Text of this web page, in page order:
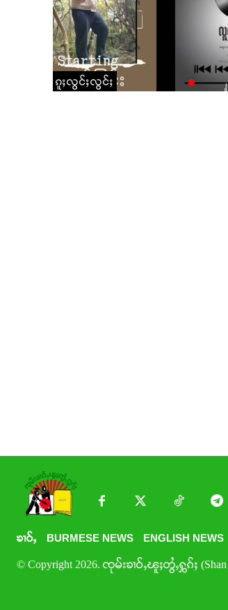
ၵူႈလွင်ႈလွင်ႈ
ၶၢဝ်ႇ BURMESE NEWS ENGLISH NEWS
© Copyright 2026. ၸုမ်းၶၢဝ်ႇၽူႈတွႆႇႁွၵ်ႈ (Shan